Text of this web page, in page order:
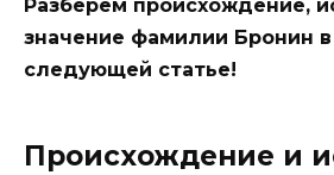
Разберем происхождение,
значение фамилии Бронин
следующей статье!
Происхождение и